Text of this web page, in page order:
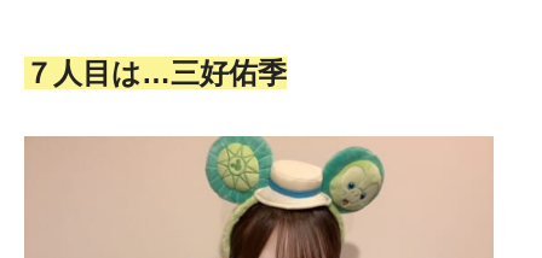
７人目は…三好佑季